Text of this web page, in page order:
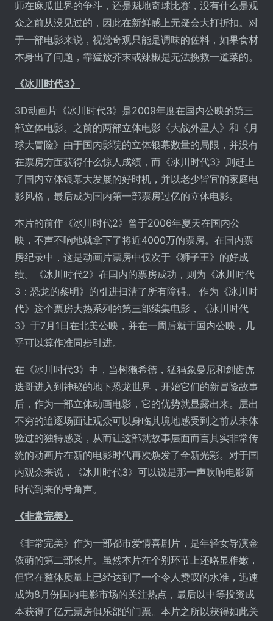
师在麻瓜世界的争斗，还是魁地奇球比赛，没有什么是观
众之前从没见过的，因此在新鲜感上无疑会大打折扣。对
于一部电影来说，视觉奇观只能是调味的佐料，如果食材
本身出了问题，靠猛放芥末或辣椒是无法挽救一道菜的。
《冰川时代3》
3D动画片《冰川时代3》是2009年度在国内公映的第三
部立体电影。之前的两部立体电影《大战外星人》和《月
球大冒险》由于国内影院的立体银幕数量的局限，并没有
在票房方面获得什么惊人成绩，而《冰川时代3》则赶上
了国内立体银幕大发展的好时机，并以老少皆宜的家庭电
影风格，最后成为国内第一部票房过亿的立体电影。
本片的前作《冰川时代2》曾于2006年夏天在国内公
映，不声不响地就拿下了将近4000万的票房。在国内票
房纪录中，这是动画片票房中仅次于《狮子王》的好成
绩。《冰川时代2》在国内的票房成功，则为《冰川时代
3：恐龙的黎明》的引进扫清了所有障碍。 作为《冰川时
代》这个票房大热系列的第三部续集电影，《冰川时代
3》于7月1日在北美公映，并在一周后就于国内公映，几
乎可以算作准同步引进。
在《冰川时代3》中，当树獭希德，猛犸象曼尼和剑齿虎
迭哥进入到神秘的地下恐龙世界，开始它们的新冒险故事
后，作为一部立体动画电影，它的优势就显露出来。层出
不穷的追逐场面让观众可以身临其境地感受到之前从未体
验过的独特感受，从而让这部就故事层面而言其实非常传
统的动画片在新的电影时代再次焕发了全新光彩。对于国
内观众来说，《冰川时代3》可以说是那一声吹响电影新
时代到来的号角声。
《非常完美》
《非常完美》作为一部都市爱情喜剧片，是年轻女导演金
依萌的第二部长片。虽然本片在个别环节上还略显稚嫩，
但它在整体质量上已经达到了一个令人赞叹的水准，迅速
成为8月份国内电影市场的关注热点，最后以中等投资成
本获得了亿元票房俱乐部的门票。本片之所以获得如此关